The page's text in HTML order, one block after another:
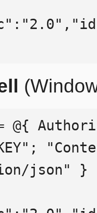
@{
json" }